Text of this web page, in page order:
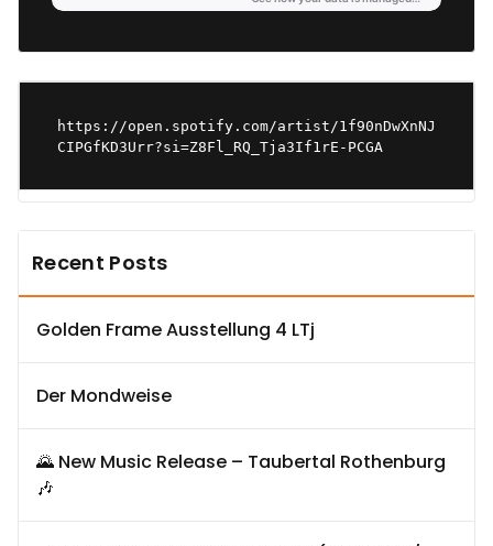
https://open.spotify.com/artist/1f90nDwXnNJ
CIPGfKD3Urr?si=Z8Fl_RQ_Tja3If1rE-PCGA
Recent Posts
Golden Frame Ausstellung 4 LTj
Der Mondweise
🌄 New Music Release – Taubertal Rothenburg
🎶